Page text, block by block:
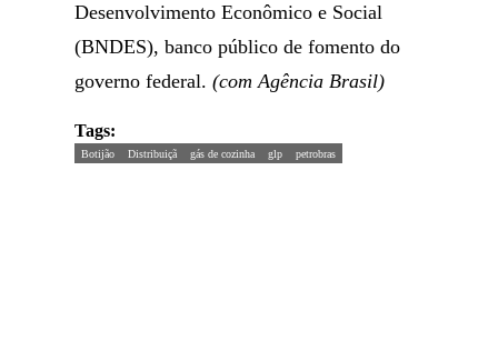
Desenvolvimento Econômico e Social
(BNDES), banco público de fomento do
governo federal.(com Agência Brasil)
Tags:
Botijão Distribuiçã gás de cozinha glp petrobras